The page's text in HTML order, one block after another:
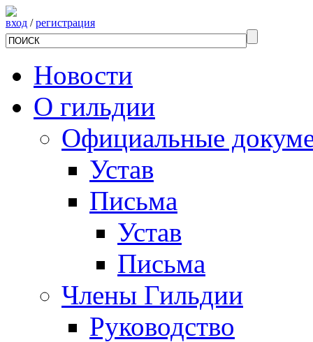
вход /регистрация
Новости
О гильдии
Официальные
Устав
Письма
Устав
Письма
Члены Гильдии
Руководство